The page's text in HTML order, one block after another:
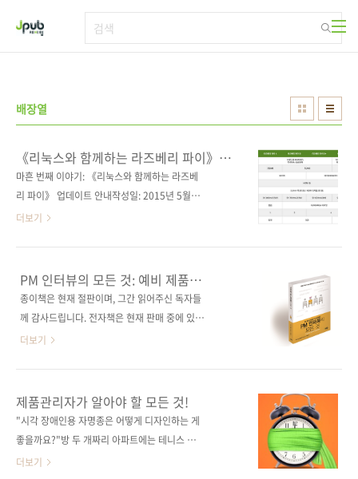
배장열
《리눅스와 함께하는 라즈베리 파이》
업데이트 안내
마흔 번째 이야기: 《리눅스와 함께하는 라즈베
리 파이》 업데이트 안내작성일: 2015년 5월
21일작성자: 배장열 시작하는 말우선, 이 배포
라즈베리 파이》는 라즈베리 파이의 운영체제인
라즈비안을 깊이 있게 다룬 유일무이한 책입니
다. 라즈비안은 데비안 리눅스의 축소판으로 윈
로울 수 있습니다. 라즈베리 파이로 무언가 멋있
는 아이디어를 실행에 옮기려고 해도 라즈비안
영체제와 다르다 보니 어색한 느낌을 지울 수 없
을 것입니다. 《리눅스와 함께하는 라즈베리 파
이》는 바로 그런 독자들을 대상으로 하고 있습
니다. 이 책에서 제공하는 라즈비안..
더보기
PM 인터뷰의 모든 것: 예비 제품
관리자를 위한 면접 멘토링
종이책은 현재 절판이며, 그간 읽어주신 독자들
께 감사드립니다. 전자책은 현재 판매 중에 있습
니다. 전자책 구매 사이트(가나다순)[교보문고]
쓰기부터 능력 있는 PM이 되기 위한 현실적인
조언들까지, 완벽한 PM이 되는 법! 출판사 제이
펍원출판사 CareerCup원서명 Cracking the
Manager Job in Technology(ISBN:
더보기
제품관리자가 알아야 할 모든 것!
"시각 장애인용 자명종은 어떻게 디자인하는 게
좋을까요?"방 두 개짜리 아파트에는 테니스 공
몇 개가 들어갈까요?""맨해튼에서 하루에 배달
더보기